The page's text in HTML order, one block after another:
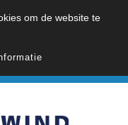
om de website te